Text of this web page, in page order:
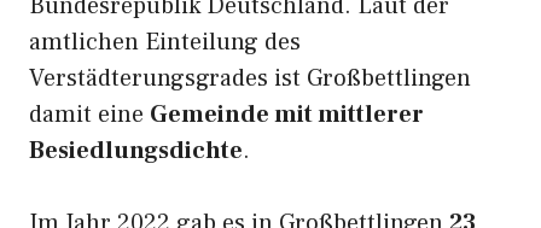
amtlichen Einteilung des
Verstädterungsgrades ist Großbettlingen
damit eine Gemeinde mit mittlerer
Besiedlungsdichte.